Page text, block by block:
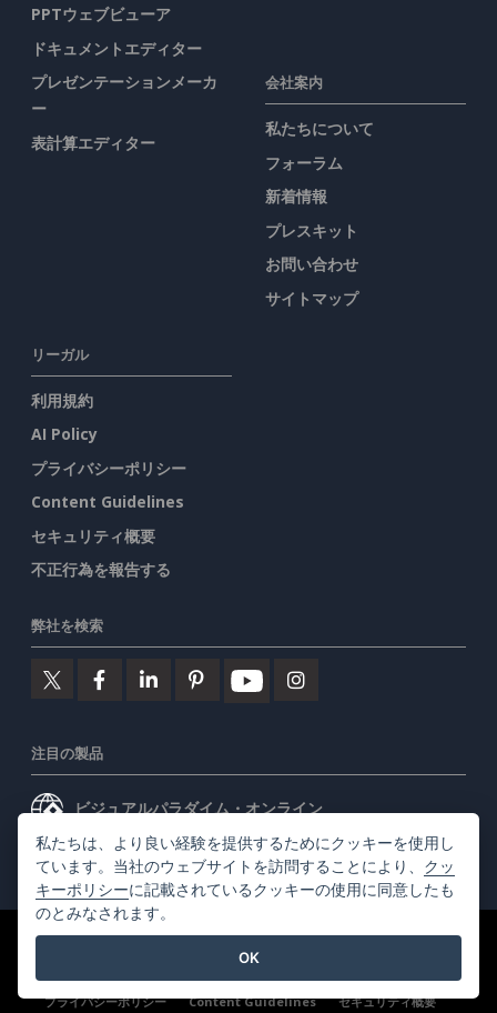
PPTウェブビューア
ドキュメントエディター
プレゼンテーションメーカ
ー
表計算エディター
会社案内
私たちについて
フォーラム
新着情報
プレスキット
お問い合わせ
サイトマップ
リーガル
利用規約
AI Policy
プライバシーポリシー
Content Guidelines
セキュリティ概要
不正行為を報告する
弊社を検索
注目の製品
ビジュアルパラダイム・オンライン
ビジュアルパラダイムデスクトップ
©2026 by Visual Paradigm. 全ての権利を有する
プライバシーポリシー
Content Guidelines セキュリティ概要
私たちは、より良い経験を提供するためにクッキーを使用し
ています。当社のウェブサイトを訪問することにより、 クッ
キーポリシーに記載されているクッキーの使用に同意したも
のとみなされます。
OK